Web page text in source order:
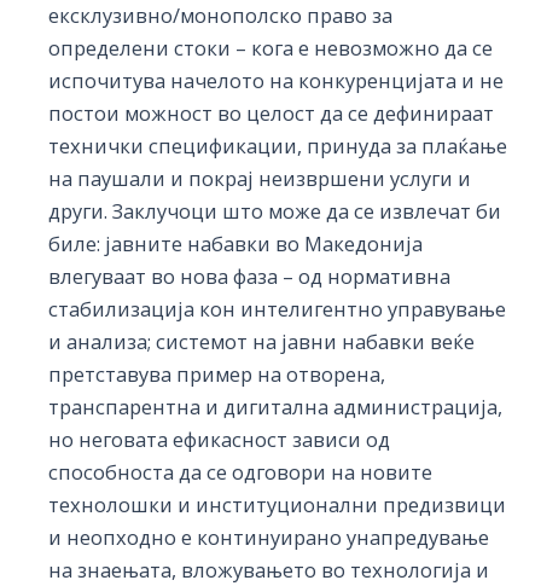
ексклузивно/монополско право за
определени стоки – кога е невозможно да се
испочитува начелото на конкуренцијата и не
постои можност во целост да се дефинираат
технички спецификации, принуда за плаќање
на паушали и покрај неизвршени услуги и
други. Заклучоци што може да се извлечат би
биле: јавните набавки во Македонија
влегуваат во нова фаза – од нормативна
стабилизација кон интелигентно управување
и анализа; системот на јавни набавки веќе
претставува пример на отворена,
транспарентна и дигитална администрација,
но неговата ефикасност зависи од
способноста да се одговори на новите
технолошки и институционални предизвици
и неопходно е континуирано унапредување
на знаењата, вложувањето во технологија и